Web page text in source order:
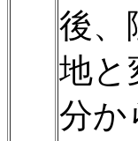
後、
地と
分か